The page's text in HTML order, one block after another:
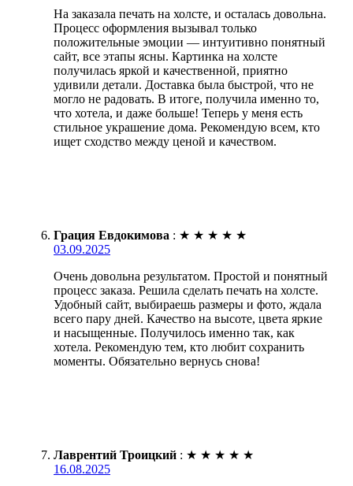
На заказала печать на холсте, и осталась довольна.
Процесс оформления вызывал только
положительные эмоции — интуитивно понятный
сайт, все этапы ясны. Картинка на холсте
получилась яркой и качественной, приятно
удивили детали. Доставка была быстрой, что не
могло не радовать. В итоге, получила именно то,
что хотела, и даже больше! Теперь у меня есть
стильное украшение дома. Рекомендую всем, кто
ищет сходство между ценой и качеством.
Грация Евдокимова : ★ ★ ★ ★ ★
03.09.2025
Очень довольна результатом. Простой и понятный
процесс заказа. Решила сделать печать на холсте.
Удобный сайт, выбираешь размеры и фото, ждала
всего пару дней. Качество на высоте, цвета яркие
и насыщенные. Получилось именно так, как
хотела. Рекомендую тем, кто любит сохранить
моменты. Обязательно вернусь снова!
Лаврентий Троицкий : ★ ★ ★ ★ ★
16.08.2025